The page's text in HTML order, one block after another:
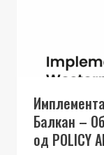
Балкан –
од POLICY